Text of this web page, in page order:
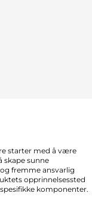
starter med å være
skape sunne
fremme ansvarlig
opprinnelsessted
komponenter.